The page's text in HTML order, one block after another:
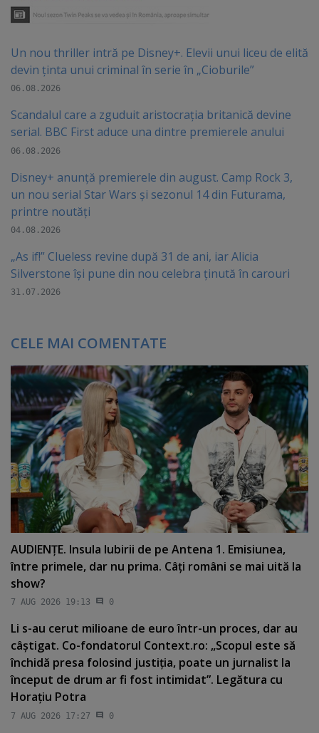
Un nou thriller intră pe Disney+. Elevii unui liceu de elită
devin ținta unui criminal în serie în „Cioburile”
06.08.2026
Scandalul care a zguduit aristocrația britanică devine
serial. BBC First aduce una dintre premierele anului
06.08.2026
Disney+ anunță premierele din august. Camp Rock 3,
un nou serial Star Wars și sezonul 14 din Futurama,
printre noutăți
04.08.2026
„As if!” Clueless revine după 31 de ani, iar Alicia
Silverstone își pune din nou celebra ținută în carouri
31.07.2026
CELE MAI COMENTATE
AUDIENŢE. Insula Iubirii de pe Antena 1. Emisiunea,
între primele, dar nu prima. Câţi români se mai uită la
show?
7 AUG 2026 19:13 0
Li s-au cerut milioane de euro într-un proces, dar au
câştigat. Co-fondatorul Context.ro: „Scopul este să
închidă presa folosind justiţia, poate un jurnalist la
început de drum ar fi fost intimidat”. Legătura cu
Horaţiu Potra
7 AUG 2026 17:27 0